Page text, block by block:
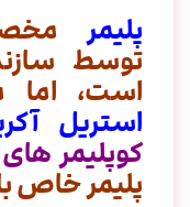
پلیمر
توسط
است، اما
استریل
کوپلیمر های
پلیمر خاص